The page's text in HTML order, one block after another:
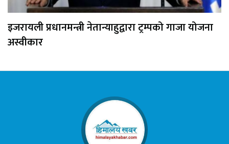
इजरायली प्रधानमन्त्री नेतान्याहुद्वारा ट्रम्पको गाजा योजना
अस्वीकार